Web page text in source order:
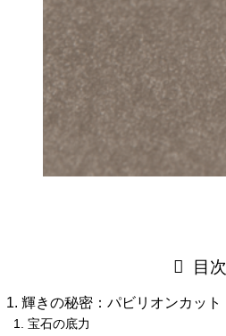
目次
輝きの秘密：パビリオンカット
宝石の底力